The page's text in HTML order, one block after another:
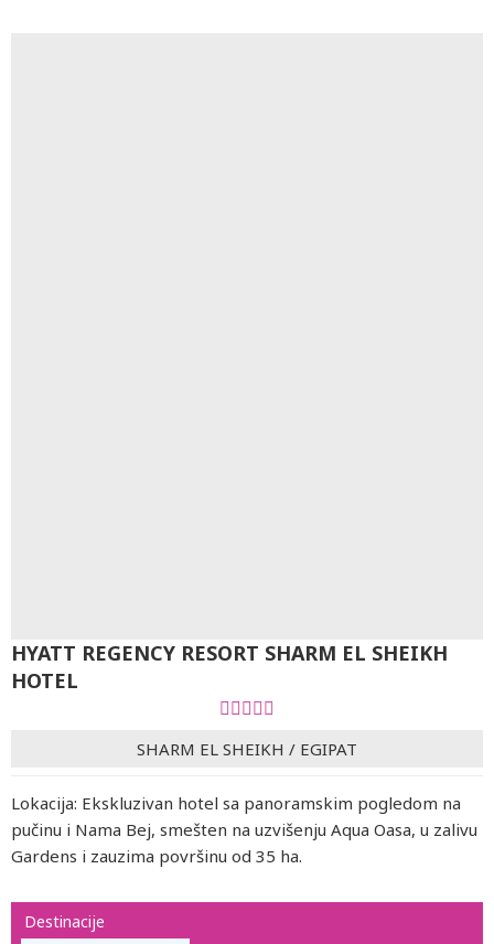
HYATT REGENCY RESORT SHARM EL SHEIKH
HOTEL
SHARM EL SHEIKH / EGIPAT
Lokacija: Ekskluzivan hotel sa panoramskim pogledom na
pučinu i Nama Bej, smešten na uzvišenju Aqua Oasa, u zalivu
Gardens i zauzima površinu od 35 ha.
Destinacije